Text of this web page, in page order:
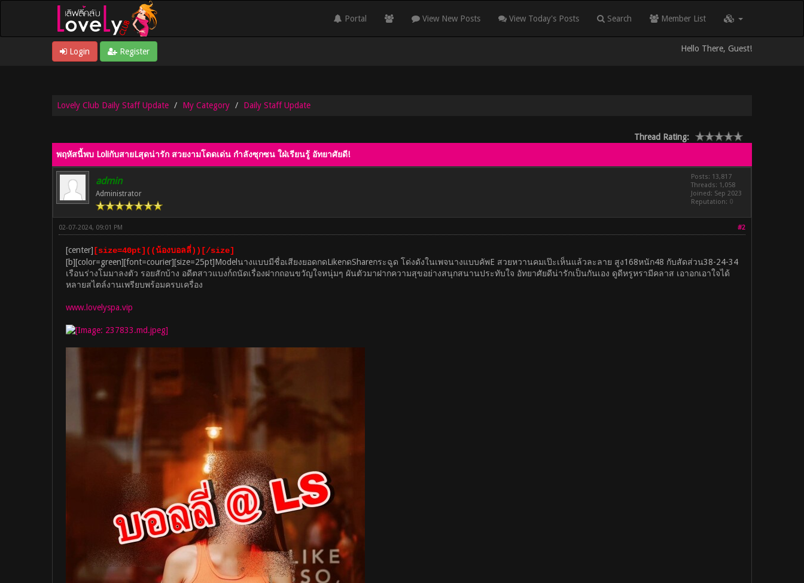
Portal View New Posts View Today's Posts Search Member List
Login Register Hello There, Guest!
Lovely Club Daily Staff Update My Category Daily Staff Update
Thread Rating:
พฤหัสนี้พบ LoliกับสายLสุดน่ารัก สวยงามโดดเด่น กำลังซุกซน ใฝ่เรียนรู้ อัทยาศัยดี!
admin
Administrator
Posts: 13,817
Threads: 1,058
Joined: Sep 2023
Reputation: 0
#2
02-07-2024, 09:01 PM
[center] [size=40pt]((น้องบอลลี่))[/size]
[b][color=green][font=courier][size=25pt]Modelนางแบบมีชื่อเสียงยอดกดLikeกดShareกระฉูด โด่งดังในเพจนางแบบคัพE สวยหวานคมเป๊ะเห็นแล้วละลาย สูง168หนัก48 กับสัดส่วน38-24-34
เรือนร่างโมมาลงตัว รอยสักบ้าง อดีตสาวแบงก์ถนัดเรื่องฝากถอนขวัญใจหนุ่มๆ ผันตัวมาฝากความสุขอย่างสนุกสนานประทับใจ อัทยาศัยดีน่ารักเป็นกันเอง ดูดีหรูหรามีคลาส เอาอกเอาใจได้
หลายสไตล์งานเพรียบพร้อมครบเครื่อง
www.lovelyspa.vip